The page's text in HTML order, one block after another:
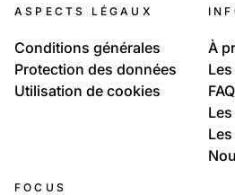
ASPECTS LÉGAUX
Conditions générales
Protection des données
Utilisation de cookies
À
FOCUS